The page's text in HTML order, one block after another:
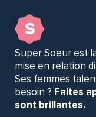
s
Super Soeur est
mise en relation
Ses femmes
besoin ? Faites
sont brillantes.